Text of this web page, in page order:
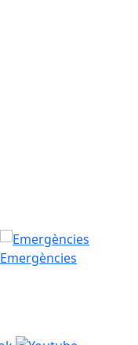
Emergències